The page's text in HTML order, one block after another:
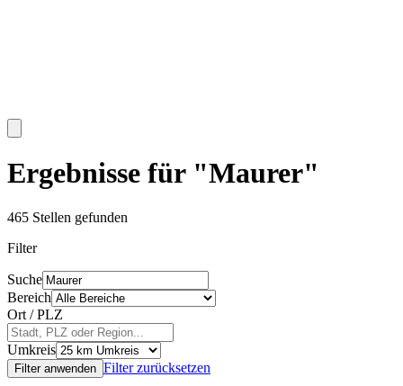
Ergebnisse für "Maurer"
465 Stellen gefunden
Filter
Suche
Bereich
Ort / PLZ
Umkreis
Filter anwenden Filter zurücksetzen